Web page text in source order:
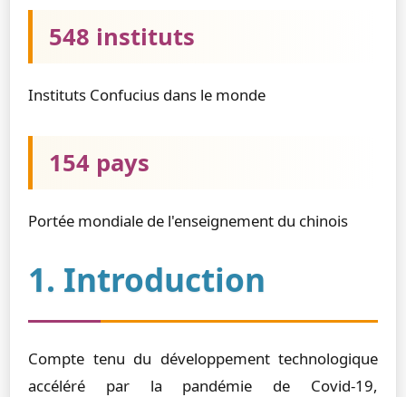
548 instituts
Instituts Confucius dans le monde
154 pays
Portée mondiale de l'enseignement du chinois
1. Introduction
Compte tenu du développement technologique
accéléré par la pandémie de Covid-19,